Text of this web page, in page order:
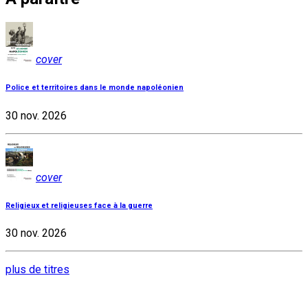
cover
Police et territoires dans le monde napoléonien
30 nov. 2026
cover
Religieux et religieuses face à la guerre
30 nov. 2026
plus de titres